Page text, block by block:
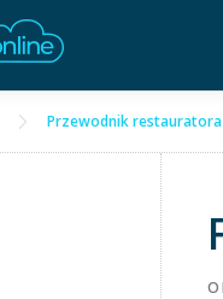
Przewodnik restauratora